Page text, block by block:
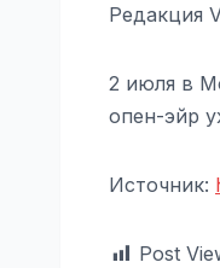
Редакция
2 июля в
опен-эйр
Источник:
Post